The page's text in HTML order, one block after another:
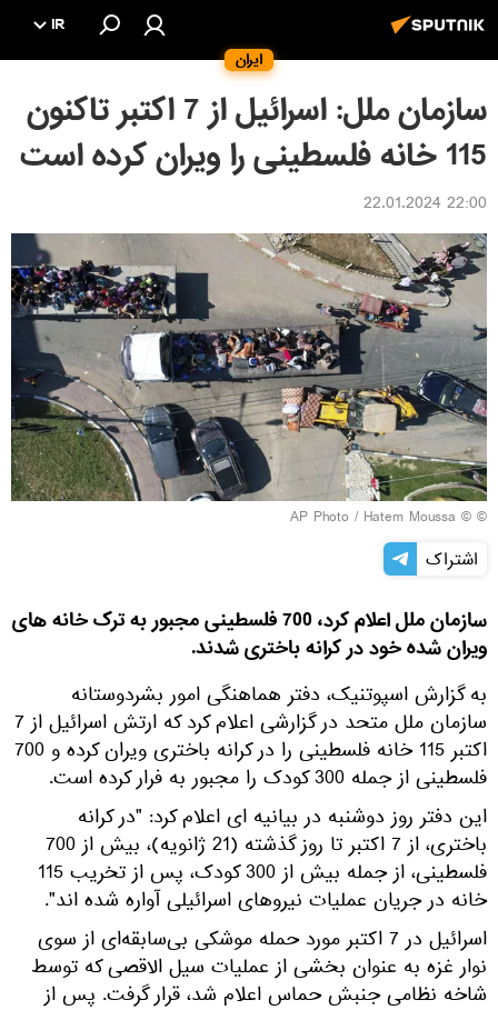
ایران
IR
سازمان ملل: اسرائیل از 7 اکتبر تاکنون
115 خانه فلسطینی را ویران کرده است
22:00 22.01.2024
© © AP Photo / Hatem Moussa
اشتراک
سازمان ملل اعلام کرد، 700 فلسطینی مجبور به ترک خانه های
ویران شده خود در کرانه باختری شدند.
به گزارش اسپوتنیک، دفتر هماهنگی امور بشردوستانه
سازمان ملل متحد در گزارشی اعلام کرد که ارتش اسرائیل از 7
اکتبر 115 خانه فلسطینی را در کرانه باختری ویران کرده و 700
فلسطینی از جمله 300 کودک را مجبور به فرار کرده است.
این دفتر روز دوشنبه در بیانیه ای اعلام کرد: "در کرانه
باختری، از 7 اکتبر تا روز گذشته (21 ژانویه)، بیش از 700
فلسطینی، از جمله بیش از 300 کودک، پس از تخریب 115
خانه در جریان عملیات نیروهای اسرائیلی آواره شده اند".
اسرائیل در 7 اکتبر مورد حمله موشکی بی‌سابقه‌ای از سوی
نوار غزه به عنوان بخشی از عملیات سیل الاقصی که توسط
شاخه نظامی جنبش حماس اعلام شد، قرار گرفت. پس از